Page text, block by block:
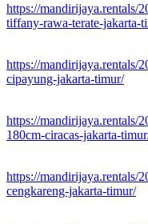
https://mandirijaya.rentals/
tiffany-rawa-terate-jakarta-
https://mandirijaya.rentals/
cipayung-jakarta-timur/
https://mandirijaya.rentals/
180cm-ciracas-jakarta-
https://mandirijaya.rentals/
cengkareng-jakarta-timur/